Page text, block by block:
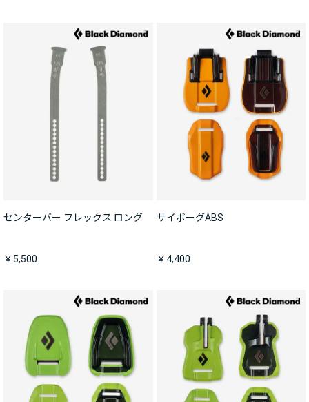
センターバー フレックス ロング
￥5,500
サイボーグABS
￥4,400